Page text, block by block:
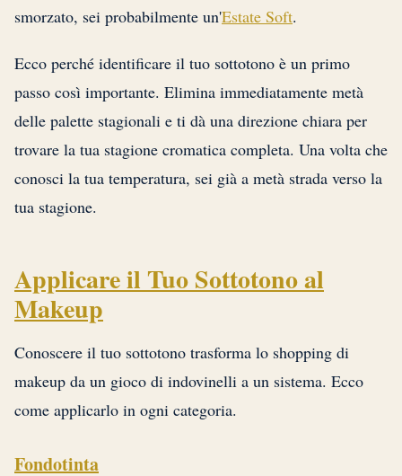
smorzato, sei probabilmente un'Estate Soft.
Ecco perché identificare il tuo sottotono è un primo
passo così importante. Elimina immediatamente metà
delle palette stagionali e ti dà una direzione chiara per
trovare la tua stagione cromatica completa. Una volta che
conosci la tua temperatura, sei già a metà strada verso la
tua stagione.
Applicare il Tuo Sottotono al
Makeup
Conoscere il tuo sottotono trasforma lo shopping di
makeup da un gioco di indovinelli a un sistema. Ecco
come applicarlo in ogni categoria.
Fondotinta